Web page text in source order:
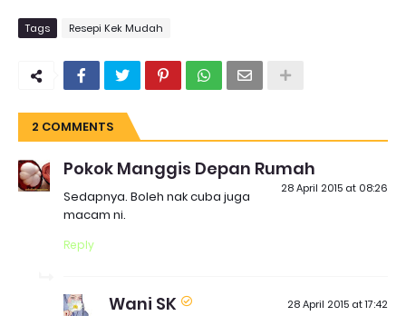
Tags Resepi Kek Mudah
2 COMMENTS
Pokok Manggis Depan Rumah
28 April 2015 at 08:26
Sedapnya. Boleh nak cuba juga
macam ni.
Reply
Wani SK 28 April 2015 at 17:42